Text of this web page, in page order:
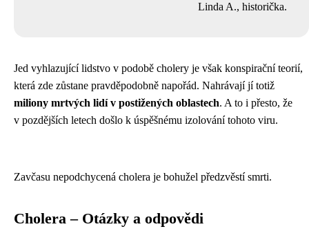
Linda A., historička.
Jed vyhlazující lidstvo v podobě cholery je však konspirační teorií,
která zde zůstane pravděpodobně napořád. Nahrávají jí totiž
miliony mrtvých lidí v postižených oblastech. A to i přesto, že
v pozdějších letech došlo k úspěšnému izolování tohoto viru.
Zavčasu nepodchycená cholera je bohužel předzvěstí smrti.
Cholera – Otázky a odpovědi